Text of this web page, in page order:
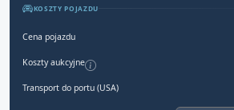
KOSZTY POJAZDU
Cena pojazdu
Koszty aukcyjne
Transport do portu (USA)